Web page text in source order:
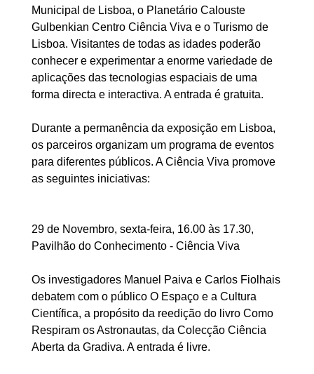
Municipal de Lisboa, o Planetário Calouste
Gulbenkian Centro Ciência Viva e o Turismo de
Lisboa. Visitantes de todas as idades poderão
conhecer e experimentar a enorme variedade de
aplicações das tecnologias espaciais de uma
forma directa e interactiva. A entrada é gratuita.
Durante a permanência da exposição em Lisboa,
os parceiros organizam um programa de eventos
para diferentes públicos. A Ciência Viva promove
as seguintes iniciativas:
29 de Novembro, sexta-feira, 16.00 às 17.30,
Pavilhão do Conhecimento - Ciência Viva
Os investigadores Manuel Paiva e Carlos Fiolhais
debatem com o público O Espaço e a Cultura
Científica, a propósito da reedição do livro Como
Respiram os Astronautas, da Colecção Ciência
Aberta da Gradiva. A entrada é livre.